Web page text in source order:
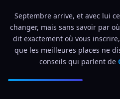
Septembre arrive, et avec lui
changer, mais sans savoir par
dit exactement où vous
que les meilleures places ne
conseils qui parlent de